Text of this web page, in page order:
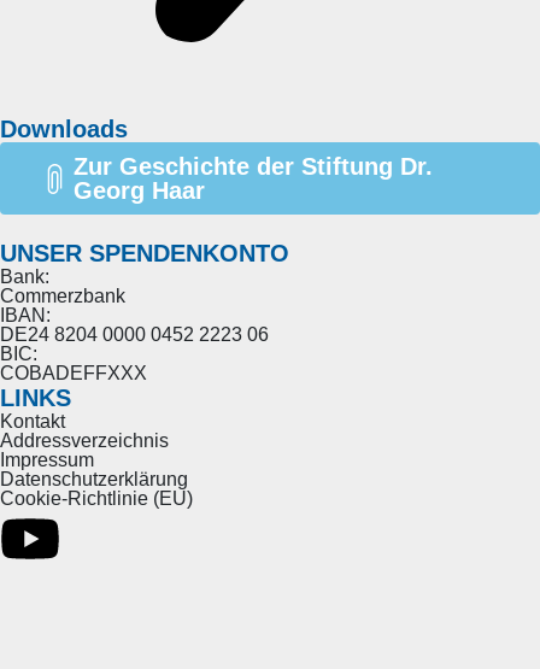
Downloads
Zur Geschichte der Stiftung Dr.
Georg Haar
UNSER SPENDENKONTO
Bank:
Commerzbank
IBAN:
DE24 8204 0000 0452 2223 06
BIC:
COBADEFFXXX
LINKS
Kontakt
Addressverzeichnis
Impressum
Datenschutzerklärung
Cookie-Richtlinie (EU)